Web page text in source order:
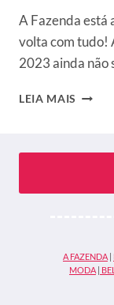
A Fazenda está
volta com tudo!
2023 ainda não
LEIA MAIS QUEM
VOTE
A FAZENDA |
MODA |